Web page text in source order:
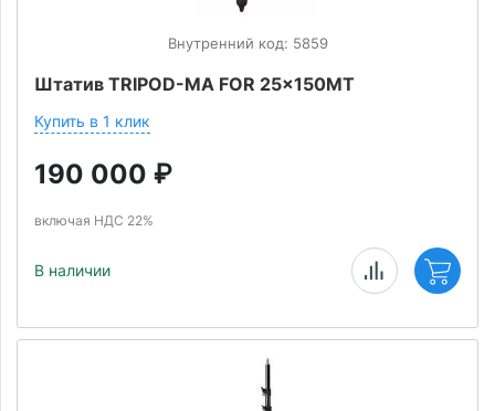
Внутренний код: 5859
Штатив TRIPOD-MA FOR 25x150MT
Купить в 1 клик
190 000 ₽
включая НДС 22%
В наличии